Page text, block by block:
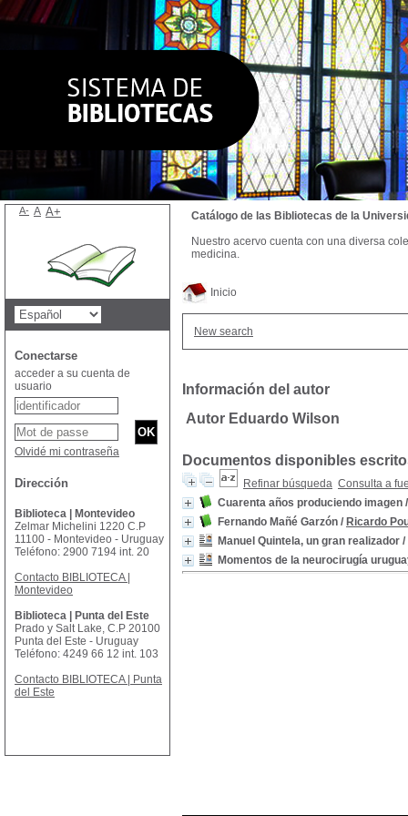
Inicio
New search
Información del autor
Autor Eduardo Wilson
Documentos disponibles
Refinar búsqueda Consulta a
Cuarenta años produciendo imagen
Fernando Mañé Garzón / Ricardo
Manuel Quintela, un gran realizador /
Momentos de la neurocirugía
Catálogo de las Bibliotecas de la
Nuestro acervo cuenta con una diversa
medicina.
A- A A+
Conectarse
acceder a su cuenta de
usuario
Olvidé mi contraseña
Dirección
Biblioteca | Montevideo
Zelmar Michelini 1220 C.P
11100 - Montevideo - Uruguay
Teléfono: 2900 7194 int. 20
Contacto BIBLIOTECA |
Montevideo
Biblioteca | Punta del Este
Prado y Salt Lake, C.P 20100
Punta del Este - Uruguay
Teléfono: 4249 66 12 int. 103
Contacto BIBLIOTECA | Punta
del Este